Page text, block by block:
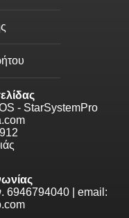
- StarSystemPro
6946794040 | email: